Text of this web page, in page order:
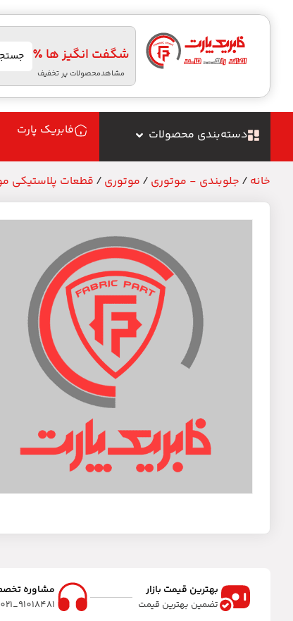
شگفت انگیز ها ٪
مشاهدمحصولات پر تخفیف
دسته‌بندی محصولات فابریک پارت
خانه / جلوبندی - موتوری / موتوری / قطعات پلاستیکی
بهترین قیمت بازار
تضمین بهترین قیمت
مشاوره
91018481_021